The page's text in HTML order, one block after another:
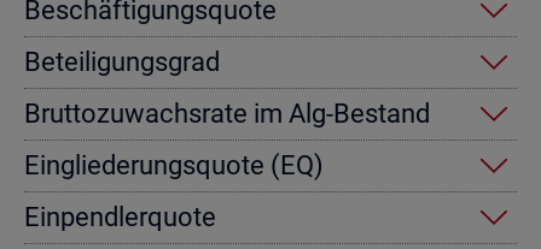
Be­schäf­ti­gungs­quo­te
Be­tei­li­gungs­grad
Brut­to­zu­wachs­ra­te im Alg-Be­stand
Ein­glie­de­rungs­quo­te (EQ)
Ein­pend­ler­quo­te